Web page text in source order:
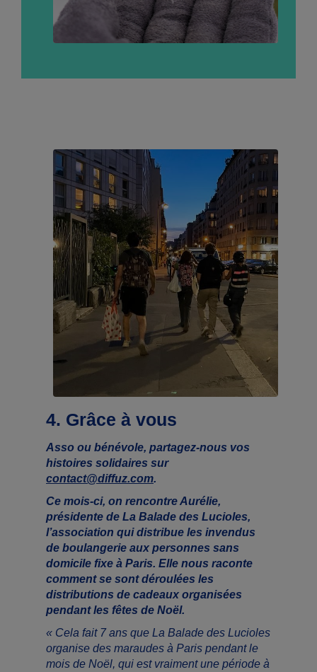
4. Grâce à vous
Asso ou bénévole, partagez-nous vos
histoires solidaires sur
contact@diffuz.com.
Ce mois-ci, on rencontre Aurélie,
présidente de La Balade des Lucioles,
l’association qui distribue les invendus
de boulangerie aux personnes sans
domicile fixe à Paris. Elle nous raconte
comment se sont déroulées les
distributions de cadeaux organisées
pendant les fêtes de Noël.
« Cela fait 7 ans que La Balade des Lucioles
organise des maraudes à Paris pendant le
mois de Noël, qui est vraiment une période à